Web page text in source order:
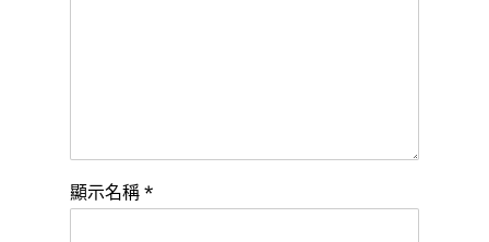
顯示名稱 *